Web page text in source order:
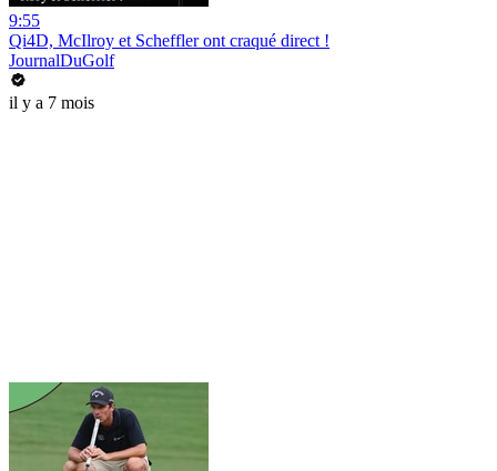
9:55
Qi4D, McIlroy et Scheffler ont craqué direct !
JournalDuGolf
il y a 7 mois